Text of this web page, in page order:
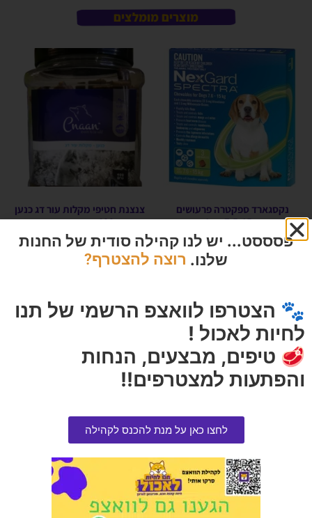
מוצרים מומלצים
נקסגארד ספקטרה פרעושים
וקרציות 7.5-15 קג 1 יחידה
הרוויחו 13.25 נקודות ⭐
₪265.00
צנצנת חטיפי מקלות עור דג כנען
400 גרם בקופסה
הרוויחו 2.25 נקודות ⭐
45.00
פופוס צעצוע בובת דבורה לגורים צעצוע עץ בצורת קרניים
הרוויחו 1.50 נקודות ⭐
פסססט... יש לנו קהילה סודית של החנות
שלנו. רוצה להצטרף?
🐾 הצטרפו לוואצפ הרשמי של תנו
לחיות לאכול !
🥩 טיפים, מבצעים, הנחות
והפתעות למצטרפים!!
לחצו כאן על מנת להכנס לקהילה